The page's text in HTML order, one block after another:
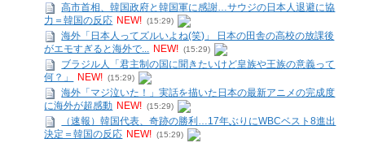
高市首相、韓国政府と韓国軍に感謝…サウジの日本人退避に協
力＝韓国の反応 NEW! (15:29)
海外「日本人ってズルいよね(笑)」 日本の田舎の高校の放課後
がエモすぎると海外で... NEW! (15:29)
ブラジル人「君主制の国に聞きたいけど皇族や王族の意義って
何？」
NEW! (15:29)
海外「マジ泣いた！」実話を描いた日本の最新アニメの完成度
に海外が超感動 NEW! (15:29)
（速報）韓国代表、奇跡の勝利…17年ぶりにWBCベスト8進出
決定＝韓国の反応 NEW! (15:29)